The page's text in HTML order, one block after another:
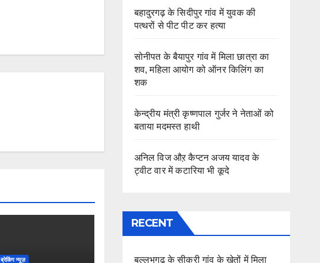
ब्रेकिंग न्यूज़
बहादुरगढ़ के सिदीपुर गांव में युवक की
पत्थरों से पीट पीट कर हत्या
सोनीपत के बैयापुर गांव में मिला छात्रा का
शव, महिला आयोग को ऑनर किलिंग का
शक
केन्द्रीय मंत्री कृष्णपाल गुर्जर ने नेताओं को
बताया मदमस्त हाथी
अनिल विज औऱ कैप्टन अजय यादव के
ट्वीट वार में कटारिया भी कूदे
RECENT
बल्लभगढ़ के सीकरी गांव के खेतों में मिला